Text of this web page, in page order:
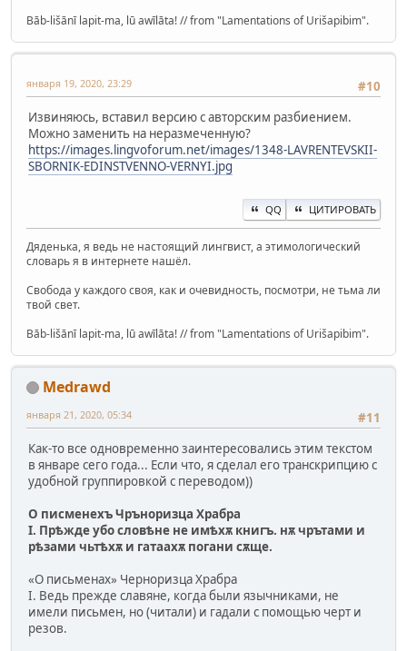
Bāb-lišānī lapit-ma, lū awīlāta! // from "Lamentations of Urišapibim".
#10
января 19, 2020, 23:29
Извиняюсь, вставил версию с авторским разбиением.
Можно заменить на неразмеченную?
https://images.lingvoforum.net/images/1348-LAVRENTEVSKII-
SBORNIK-EDINSTVENNO-VERNYI.jpg
QQ ЦИТИРОВАТЬ
Дяденька, я ведь не настоящий лингвист, а этимологический
словарь я в интернете нашёл.
Свобода у каждого своя, как и очевидность, посмотри, не тьма ли
твой свет.
Bāb-lišānī lapit-ma, lū awīlāta! // from "Lamentations of Urišapibim".
Medrawd
#11
января 21, 2020, 05:34
Как-то все одновременно заинтересовались этим текстом
в январе сего года... Если что, я сделал его транскрипцию с
удобной группировкой с переводом))
О писменехъ Чръноризца Храбра
I. Прѣжде убо словѣне не имѣхѫ книгъ. нѫ чрътами и
рѣзами чьтѣхѫ и гатаахѫ погани сѫще.
«О письменах» Черноризца Храбра
I. Ведь прежде славяне, когда были язычниками, не
имели письмен, но (читали) и гадали с помощью черт и
резов.